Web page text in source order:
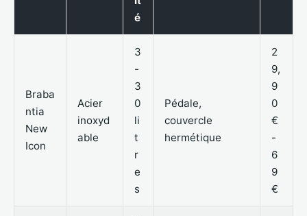
é
Braba
ntia
New
Icon
Acier
inoxyd
able
3
-
3
0
li
t
r
e
s
Pédale,
couvercle
hermétique
2
9,
9
0
€
-
6
9
€